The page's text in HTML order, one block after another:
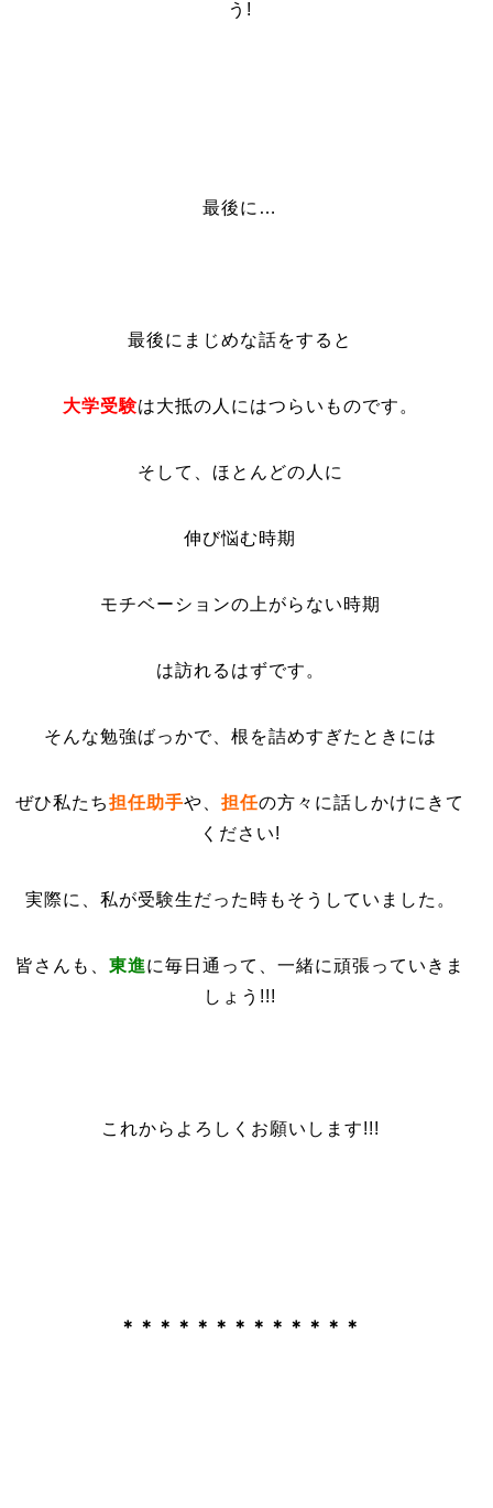
う!
最後に…
最後にまじめな話をすると
大学受験は大抵の人にはつらいものです。
そして、ほとんどの人に
伸び悩む時期
モチベーションの上がらない時期
は訪れるはずです。
そんな勉強ばっかで、根を詰めすぎたときには
ぜひ私たち担任助手や、担任の方々に話しかけにきて
ください!
実際に、私が受験生だった時もそうしていました。
皆さんも、東進に毎日通って、一緒に頑張っていきま
しょう!!!
これからよろしくお願いします!!!
＊＊＊＊ ＊＊＊＊＊＊＊＊＊